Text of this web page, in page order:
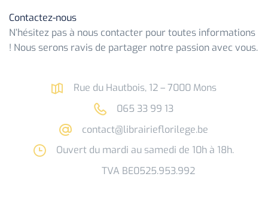
Contactez-nous
N’hésitez pas à nous contacter pour toutes informations
! Nous serons ravis de partager notre passion avec vous.
Rue du Hautbois, 12 – 7000 Mons
065 33 99 13
contact@librairieflorilege.be
Ouvert du mardi au samedi de 10h à 18h.
TVA BE0525.953.992